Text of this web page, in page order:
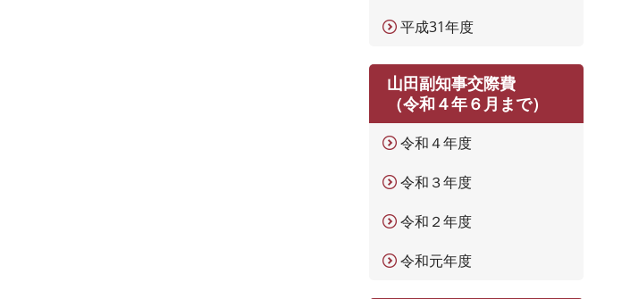
平成31年度
山田副知事交際費
（令和４年６月まで）
令和４年度
令和３年度
令和２年度
令和元年度